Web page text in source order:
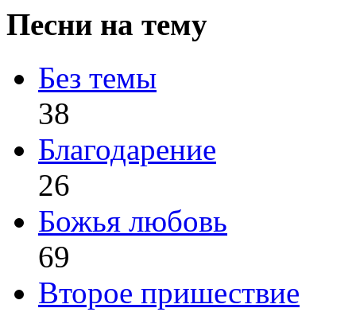
Песни на тему
Без темы
38
Благодарение
26
Божья любовь
69
Второе пришествие